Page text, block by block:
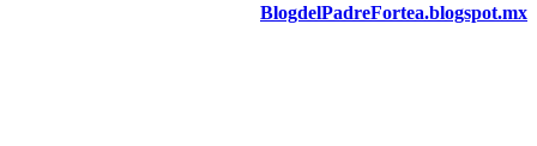
BlogdelPadreFortea.blogspot.mx